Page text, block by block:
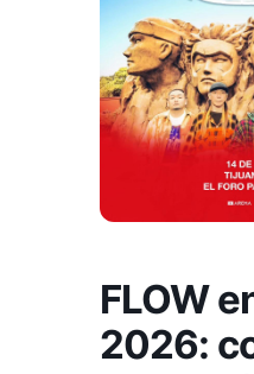
FLOW
2026: